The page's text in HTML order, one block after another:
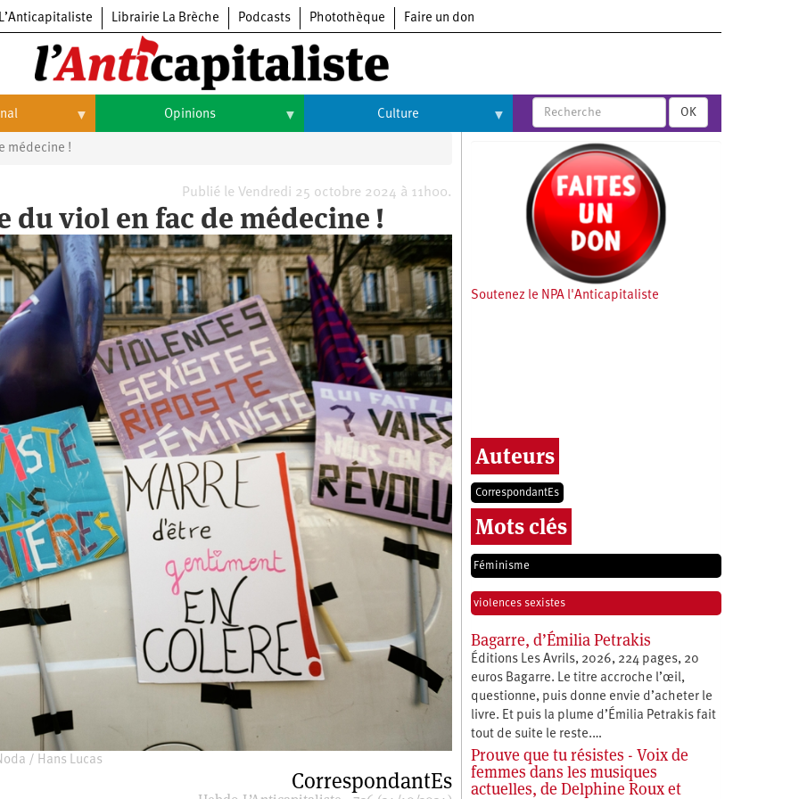
L’Anticapitaliste Librairie La Brèche Podcasts Photothèque Faire un don
Opinions Culture
Arts
Cinéma
Expositions
Livres
Musique
OK
médecine !
Publié le Vendredi 25 octobre 2024 à 11h00.
du viol en fac de médecine !
/ Hans Lucas
CorrespondantEs
Soutenez le NPA l'Anticapitaliste
Auteurs
CorrespondantEs
Mots clés
Féminisme
violences sexistes
Bagarre, d’Émilia Petrakis
Éditions Les Avrils, 2026, 224 pages, 20
euros Bagarre. Le titre accroche l’œil,
questionne, puis donne envie d’acheter le
livre. Et puis la plume d’Émilia Petrakis fait
tout de suite le reste.…
Prouve que tu résistes - Voix de
femmes dans les musiques
actuelles, de Delphine Roux et